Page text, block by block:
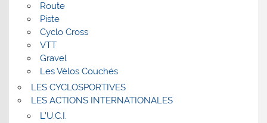
Route
Piste
Cyclo Cross
VTT
Gravel
Les Vélos Couchés
LES CYCLOSPORTIVES
LES ACTIONS INTERNATIONALES
L’U.C.I.